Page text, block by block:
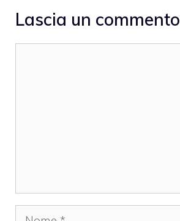
Lascia un commento
Nome